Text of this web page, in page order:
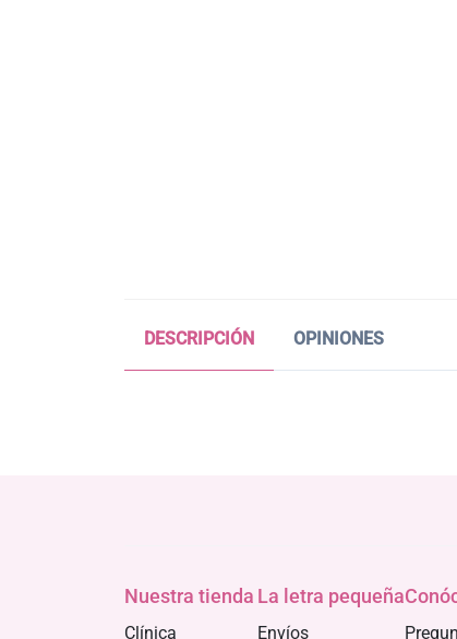
DESCRIPCIÓN OPINIONES
Nuestra tienda
Clínica
La letra pequeña
Envíos